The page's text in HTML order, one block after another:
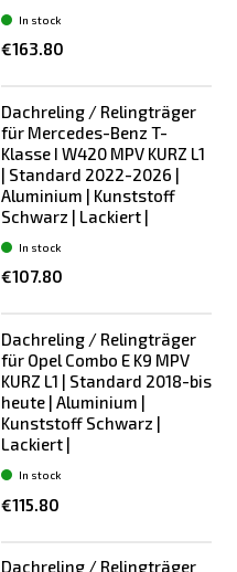
€163.80
In stock
Dachreling / Relingträger
für Mercedes-Benz T-
Klasse I W420 MPV KURZ L1
| Standard 2022-2026 |
Aluminium | Kunststoff
Schwarz | Lackiert |
€107.80
In stock
Dachreling / Relingträger
für Opel Combo E K9 MPV
KURZ L1 | Standard 2018-bis
heute | Aluminium |
Kunststoff Schwarz |
Lackiert |
€115.80
In stock
Dachreling / Relingträger